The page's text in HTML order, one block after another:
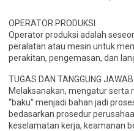
OPERATOR PRODUKSI
Operator produksi adalah
peralatan atau mesin untuk
perakitan, pengemasan, dan
TUGAS DAN TANGGUNG JAWAB
Melaksanakan, mengatur serta
“baku” menjadi bahan jadi
bedasarkan prosedur
keselamatan kerja, keamanan